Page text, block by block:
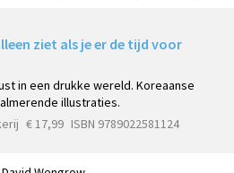
ziet als je er de tijd voor
in een drukke wereld. Koreaanse
illustraties.
€ 17,99 ISBN 9789022581124